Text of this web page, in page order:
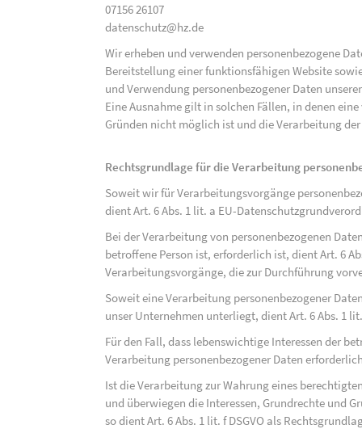
07156 26107
datenschutz@hz.de
Wir erheben und verwenden personenbezogene
Bereitstellung einer funktionsfähigen Website
und Verwendung personenbezogener Daten
Eine Ausnahme gilt in solchen Fällen, in denen
Gründen nicht möglich ist und die Verarbeitung
Rechtsgrundlage für die Verarbeitung
Soweit wir für Verarbeitungsvorgänge
dient Art. 6 Abs. 1 lit. a EU-
Bei der Verarbeitung von personenbezogenen
betroffene Person ist, erforderlich ist, dient Art. 6
Verarbeitungsvorgänge, die zur Durchführung
Soweit eine Verarbeitung personenbezogener
unser Unternehmen unterliegt, dient Art. 6 Abs. 1
Für den Fall, dass lebenswichtige Interessen der
Verarbeitung personenbezogener Daten
Ist die Verarbeitung zur Wahrung eines
und überwiegen die Interessen, Grundrechte und
so dient Art. 6 Abs. 1 lit. f DSGVO als